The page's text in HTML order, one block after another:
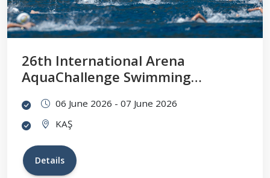
26th International Arena
AquaChallenge Swimming
06 June 2026 - 07 June 2026
KAŞ
Details